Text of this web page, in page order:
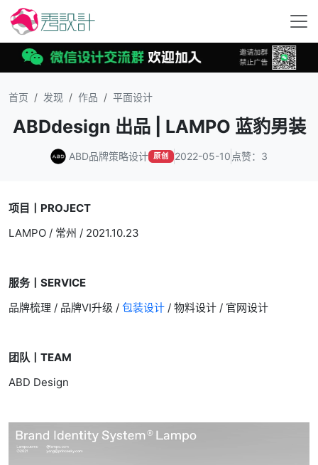
首页 发现 作品 平面设计
ABDdesign 出品 | LAMPO 蓝豹男装
ABD品牌策略设计 原创 2022-05-10 点赞：3
项目丨PROJECT
LAMPO / 常州 / 2021.10.23
服务丨SERVICE
品牌梳理 / 品牌VI升级 / 包装设计 / 物料设计 / 官网设计
团队丨TEAM
ABD Design